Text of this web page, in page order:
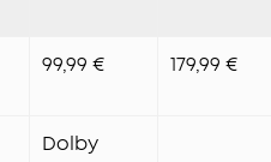
99,99 € 179,99 €
Dolby